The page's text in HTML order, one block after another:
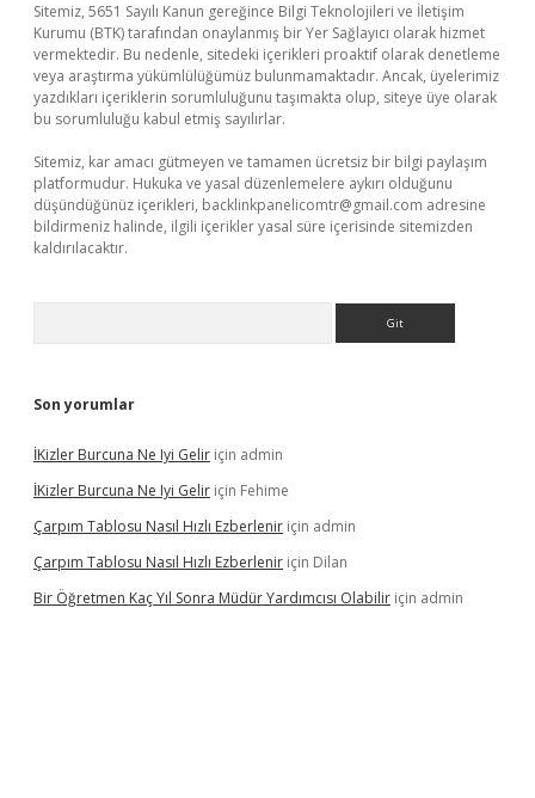
Sitemiz, 5651 Sayılı Kanun gereğince Bilgi Teknolojileri ve İletişim
Kurumu (BTK) tarafından onaylanmış bir Yer Sağlayıcı olarak hizmet
vermektedir. Bu nedenle, sitedeki içerikleri proaktif olarak denetleme
veya araştırma yükümlülüğümüz bulunmamaktadır. Ancak, üyelerimiz
yazdıkları içeriklerin sorumluluğunu taşımakta olup, siteye üye olarak
bu sorumluluğu kabul etmiş sayılırlar.
Sitemiz, kar amacı gütmeyen ve tamamen ücretsiz bir bilgi paylaşım
platformudur. Hukuka ve yasal düzenlemelere aykırı olduğunu
düşündüğünüz içerikleri, backlinkpanelicomtr@gmail.com adresine
bildirmeniz halinde, ilgili içerikler yasal süre içerisinde sitemizden
kaldırılacaktır.
Son yorumlar
İKizler Burcuna Ne Iyi Gelir için admin
İKizler Burcuna Ne Iyi Gelir için Fehime
Çarpım Tablosu Nasıl Hızlı Ezberlenir için admin
Çarpım Tablosu Nasıl Hızlı Ezberlenir için Dilan
Bir Öğretmen Kaç Yıl Sonra Müdür Yardımcısı Olabilir için admin